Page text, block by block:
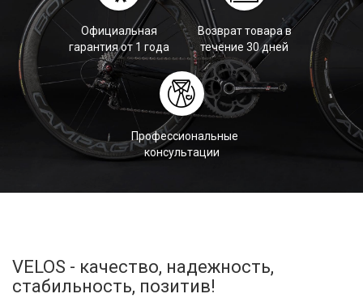
Официальная
гарантия от 1 года
Возврат товара в
течение 30 дней
Профессиональные
консультации
VELOS - качество, надежность,
стабильность, позитив!